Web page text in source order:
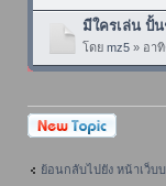
มีใครเล่น ปั้
โดย mz5» อาทิ
ตั้งกระทู้ใหม่
ย้อนกลับไปยัง หน้าเว็บ